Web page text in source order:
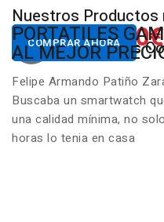
Nuestros Productos
Desde650.00€
COMPRAR AHORA
NUESTROS PC
GAMING RGB
Desde822.00€
COMPRAR AHORA
PORTATILES
AL MEJOR
Nuestros Clientes
Felipe Armando Patiño
Buscaba un smartwatch
una calidad mínima, no
horas lo tenia en casa